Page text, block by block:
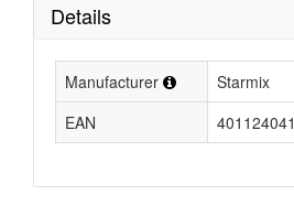
Details
Manufacturer
Starmix
EAN